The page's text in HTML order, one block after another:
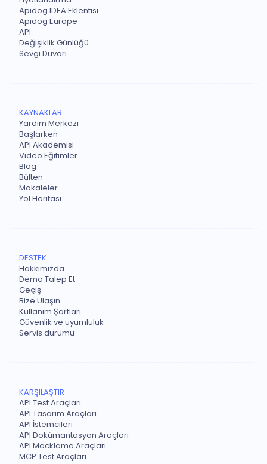
Apidog IDEA Eklentisi
Apidog Europe
API
Değişiklik Günlüğü
Sevgi Duvarı
KAYNAKLAR
Yardım Merkezi
Başlarken
API Akademisi
Video Eğitimler
Blog
Bülten
Makaleler
Yol Haritası
DESTEK
Hakkımızda
Demo Talep Et
Geçiş
Bize Ulaşın
Kullanım Şartları
Güvenlik ve uyumluluk
Servis durumu
KARŞILAŞTIR
API Test Araçları
API Tasarım Araçları
API İstemcileri
API Dokümantasyon Araçları
API Mocklama Araçları
MCP Test Araçları